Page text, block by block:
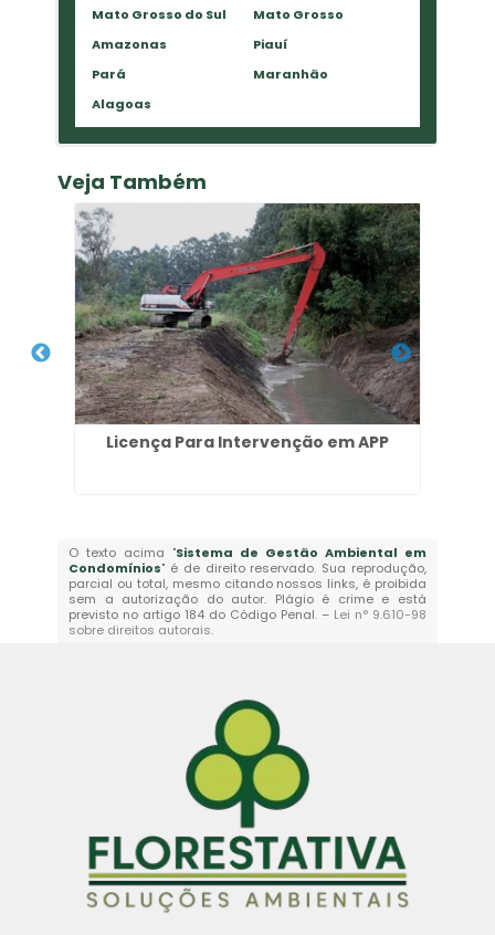
Mato Grosso do Sul
Mato Grosso
Amazonas
Piauí
Pará
Maranhão
Alagoas
Veja Também
Licença Para Intervenção em APP
O texto acima "Sistema de Gestão Ambiental em
Condomínios" é de direito reservado. Sua reprodução,
parcial ou total, mesmo citando nossos links, é proibida
sem a autorização do autor. Plágio é crime e está
previsto no artigo 184 do Código Penal. – Lei n° 9.610-98
sobre direitos autorais.